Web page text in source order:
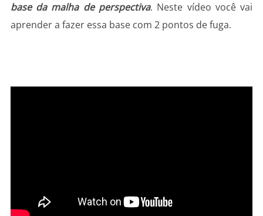
base da malha de perspectiva. Neste vídeo você vai
aprender a fazer essa base com 2 pontos de fuga.